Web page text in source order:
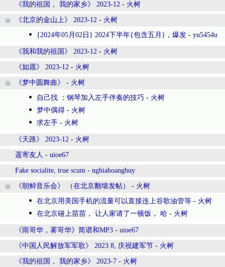
《我的祖国， 我的家乡》 2023-12 - 火树
《北京的金山上》 2023-12 - 火树
{2024年05月02日} 2024下半年{包含五月}，爆发 - yu5454u
《我和我的祖国》 2023-12 - 火树
《如愿》 2023-12 - 火树
《梦中圆舞曲》 - 火树
自己找 ：钢琴加入左手伴奏的技巧 - 火树
梦中偶得 - 火树
求左手 - 火树
《天路》 2023-12 - 火树
遥寄友人 - uioe67
Fake socialite, true scum - nghiahoanghuy
《朝鲜音乐会》 （在北京翻墙发帖） - 火树
在北京用美国手机的流量可以直接连上谷歌油管等 - 火树
在北京碰上苗苗， 让人家请了一顿饭， 哈 - 火树
《雨哥华，雾哥华》简谱和MP3 - uioe67
《中国人民解放军军歌》 2023 8, 庆祝建军节 - 火树
《我的祖国， 我的家乡》 2023-7 - 火树